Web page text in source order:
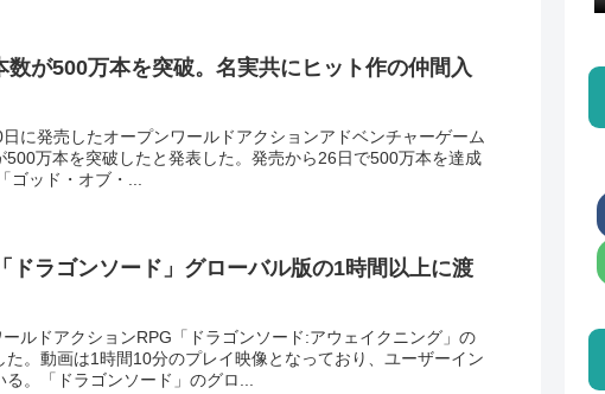
が500万本を突破。名実共にヒット作の仲間入
に発売したオープンワールドアクションアドベンチャーゲーム
万本を突破したと発表した。発売から26日で500万本を達成
ゴッド・オブ・...
ドラゴンソード」グローバル版の1時間以上に渡
ルドアクションRPG「ドラゴンソード:アウェイクニング」の
。動画は1時間10分のプレイ映像となっており、ユーザーイン
。「ドラゴンソード」のグロ...